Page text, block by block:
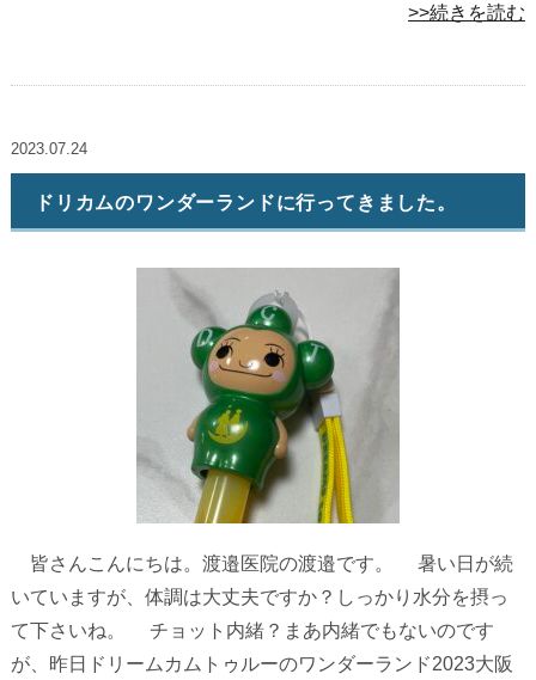
>>続きを読む
2023.07.24
ドリカムのワンダーランドに行ってきました。
皆さんこんにちは。渡邉医院の渡邉です。 暑い日が続
いていますが、体調は大丈夫ですか？しっかり水分を摂っ
て下さいね。 チョット内緒？まあ内緒でもないのです
が、昨日ドリームカムトゥルーのワンダーランド2023大阪